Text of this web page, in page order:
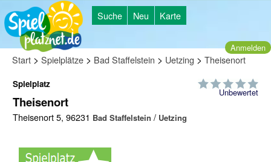
Suche Neu Karte
Anmelden
Start > Spielplätze > Bad Staffelstein > Uetzing > Theisenort
Unbewertet
Spielplatz
Theisenort
Theisenort 5, 96231 Bad Staffelstein / Uetzing